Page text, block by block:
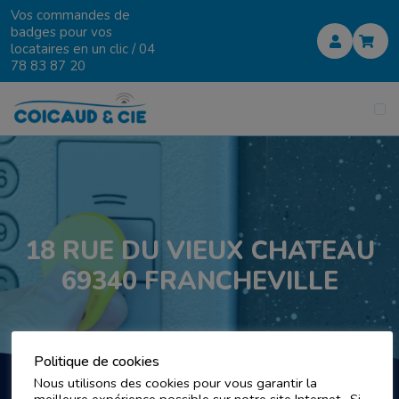
Vos commandes de
badges pour vos
locataires en un clic /04
78 83 87 20
18 RUE DU VIEUX CHATEAU
69340 FRANCHEVILLE
Politique de cookies
Nous utilisons des cookies pour vous garantir la